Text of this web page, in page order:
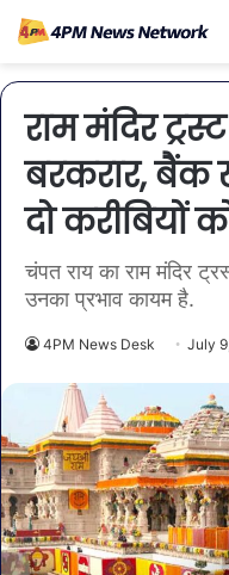
राम मंदिर
बरकरार, बैंक
दो करीबियों
चंपत राय का राम मंदिर
उनका प्रभाव कायम है.
4PM News Desk July